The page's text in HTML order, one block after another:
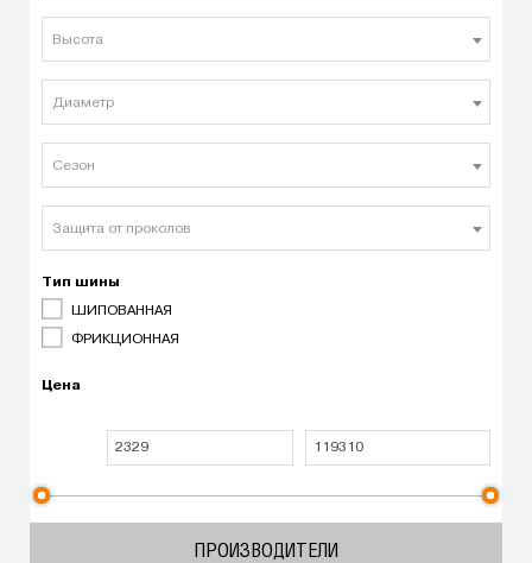
Высота
Диаметр
Сезон
Защита от проколов
Тип шины
ШИПОВАННАЯ
ФРИКЦИОННАЯ
Цена
ПРОИЗВОДИТЕЛИ